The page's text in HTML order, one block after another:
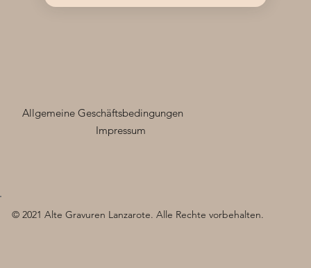
Impressum
Allgemeine Geschäftsbedingungen
© 2021 Alte Gravuren Lanzarote. Alle Rechte vorbehalten.